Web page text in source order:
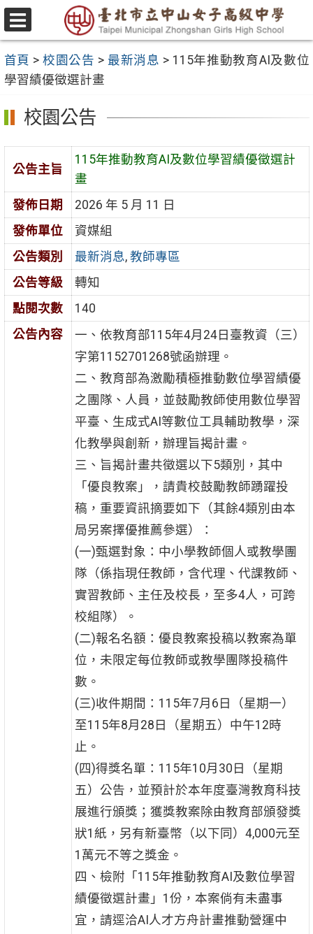
跳
至
要
內
容
區
選
單
首頁 >校園公告 > 最新消息 > 115年推動教育AI及數位
學習績優徵選計畫
校園公告
公告主旨
115年推動教育AI及數位學習績優徵選計
畫
發佈日期
2026 年 5 月 11 日
發佈單位
資媒組
公告類別
最新消息, 教師專區
公告等級
轉知
點閱次數
140
公告內容
一、依教育部115年4月24日臺教資（三）
字第1152701268號函辦理。
二、教育部為激勵積極推動數位學習績優
之團隊、人員，並鼓勵教師使用數位學習
平臺、生成式AI等數位工具輔助教學，深
化教學與創新，辦理旨揭計畫。
三、旨揭計畫共徵選以下5類別，其中
「優良教案」，請貴校鼓勵教師踴躍投
稿，重要資訊摘要如下（其餘4類別由本
局另案擇優推薦參選）：
(一)甄選對象：中小學教師個人或教學團
隊（係指現任教師，含代理、代課教師、
實習教師、主任及校長，至多4人，可跨
校組隊）。
(二)報名名額：優良教案投稿以教案為單
位，未限定每位教師或教學團隊投稿件
數。
(三)收件期間：115年7月6日（星期一）
至115年8月28日（星期五）中午12時
止。
(四)得獎名單：115年10月30日（星期
五）公告，並預計於本年度臺灣教育科技
展進行頒獎；獲獎教案除由教育部頒發獎
狀1紙，另有新臺幣（以下同）4,000元至
1萬元不等之獎金。
四、檢附「115年推動教育AI及數位學習
績優徵選計畫」1份，本案倘有未盡事
宜，請逕洽AI人才方舟計畫推動營運中